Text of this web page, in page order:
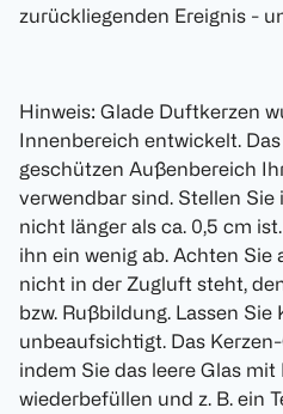
zurückliegenden Ereignis -
Hinweis: Glade Duftkerzen
Innenbereich entwickelt.
geschützen Außenbereich
verwendbar sind. Stellen
nicht länger als ca. 0,5 cm
ihn ein wenig ab. Achten Sie
nicht in der Zugluft steht,
bzw. Rußbildung. Lassen
unbeaufsichtigt. Das
indem Sie das leere Glas
wiederbefüllen und z. B. ein